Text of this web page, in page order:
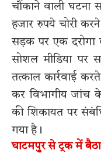
चौंकाने वाली
हजार रुपये चोरी
सड़क पर एक दरोगा
सोशल मीडिया पर
तत्काल कार्रवाई
कर विभागीय जांच
की शिकायत पर
गया है।
घाटमपुर से ट्रक में बैठा